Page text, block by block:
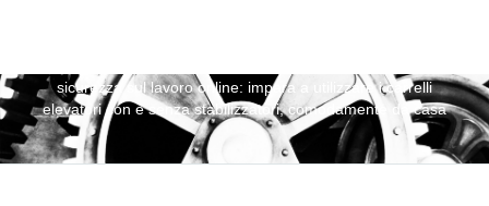
sicurezza sul lavoro online: impara a utilizzare i carrelli
elevatori con e senza stabilizzatori, comodamente da casa